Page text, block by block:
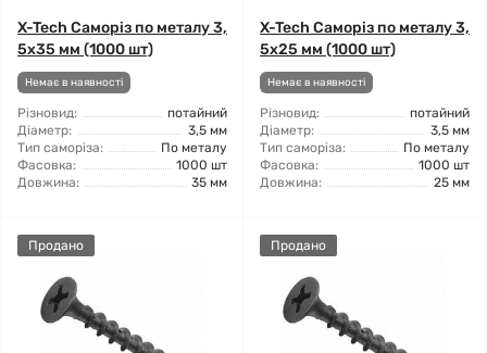
X-Tech Саморіз по металу 3,
5x35 мм (1000 шт)
Немає в наявності
Різновид:
потайний
Діаметр:
3,5 мм
Тип саморіза:
По металу
Фасовка:
1000 шт
Довжина:
35 мм
X-Tech Саморіз по металу 3,
5x25 мм (1000 шт)
Немає в наявності
Різновид:
потайний
Діаметр:
3,5 мм
Тип саморіза:
По металу
Фасовка:
1000 шт
Довжина:
25 мм
Продано Продано